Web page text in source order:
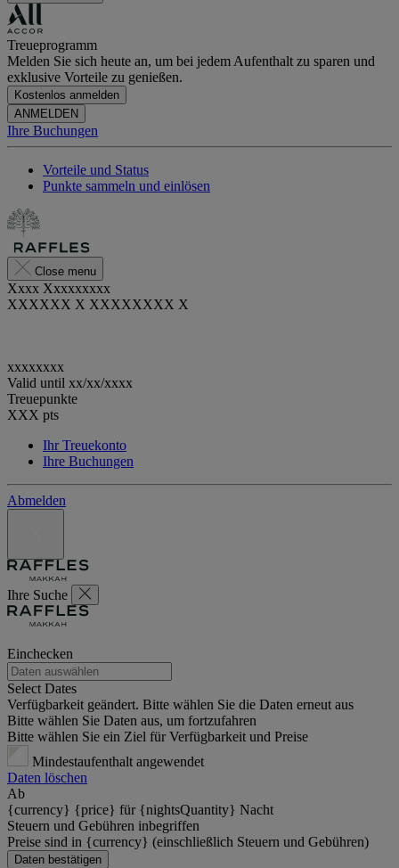
Treueprogramm
Melden Sie sich heute an, um bei jedem Aufenthalt zu sparen und
exklusive Vorteile zu genießen.
Kostenlos anmelden
ANMELDEN
Ihre Buchungen
Vorteile und Status
Punkte sammeln und einlösen
Close menu
Xxxx Xxxxxxxxx
XXXXXX X XXXXXXXX X
xxxxxxxx
Valid until xx/xx/xxxx
Treuepunkte
XXX pts
Ihr Treuekonto
Ihre Buchungen
Abmelden
Ihre Suche
Einchecken
Select Dates
Verfügbarkeit geändert. Bitte wählen Sie die Daten erneut aus
Bitte wählen Sie Daten aus, um fortzufahren
Bitte wählen Sie ein Ziel für Verfügbarkeit und Preise
Mindestaufenthalt angewendet
Daten löschen
Ab
{currency} {price} für {nightsQuantity} Nacht
Steuern und Gebühren inbegriffen
Preise sind in {currency} (einschließlich Steuern und Gebühren)
Daten bestätigen